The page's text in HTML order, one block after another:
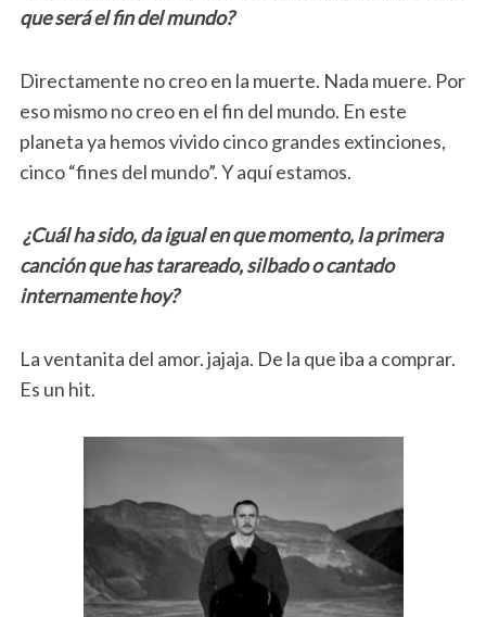
que será el fin del mundo?
Directamente no creo en la muerte. Nada muere. Por
eso mismo no creo en el fin del mundo. En este
planeta ya hemos vivido cinco grandes extinciones,
cinco “fines del mundo”. Y aquí estamos.
¿Cuál ha sido, da igual en que momento, la primera
canción que has tarareado, silbado o cantado
internamente hoy?
La ventanita del amor. jajaja. De la que iba a comprar.
Es un hit.